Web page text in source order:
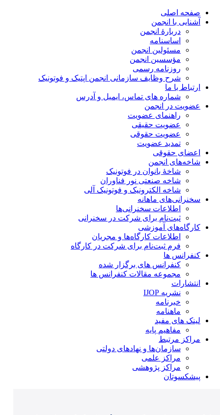
صفحه اصلی
آشنایی با انجمن
دربارۀ انجمن
اساسنامه
مسئولین انجمن
مؤسسین انجمن
روزنامه رسمی
شرح وظایف سازمانی انجمن اپتیک و فوتونیک
ارتباط با ما
شماره های تماس، ایمیل و آدرس
عضویت در انجمن
راهنمای عضویت
عضویت حقیقی
عضویت حقوقی
تمدید عضویت
اعضای حقوقی
شاخه‌های انجمن
شاخۀ بانوان در فوتونیک
شاخه صنعتی نور فناوران
شاخه‌ الکترونیک و فوتونیک آلی
سخنرانی‌های ماهانه
اطلاعات سخنرانی‌‌ها
ثبت‌نام برای شرکت در سخنرانی
کارگاه‌های آموزشی
اطلاعات کارگاه‌ها و مجریان
فرم ثبت‌نام برای شرکت در کارگاه
کنفرانس ها
کنفرانس های برگزار شده
مجموعه مقالات کنفرانس ها
انتشارات
نشریه IJOP
خبرنامه
ماهنامه
لینک های مفید
مفاهیم پایه
مراکز مرتبط
سازمان‌ها و نهادهای دولتی
مراکز علمی
مراکز پژوهشی
پیشکسوتان